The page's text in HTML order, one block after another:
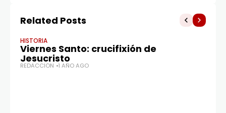
Related Posts
HISTORIA
Viernes Santo: crucifixión de
Jesucristo
REDACCIÓN 1 AÑO AGO